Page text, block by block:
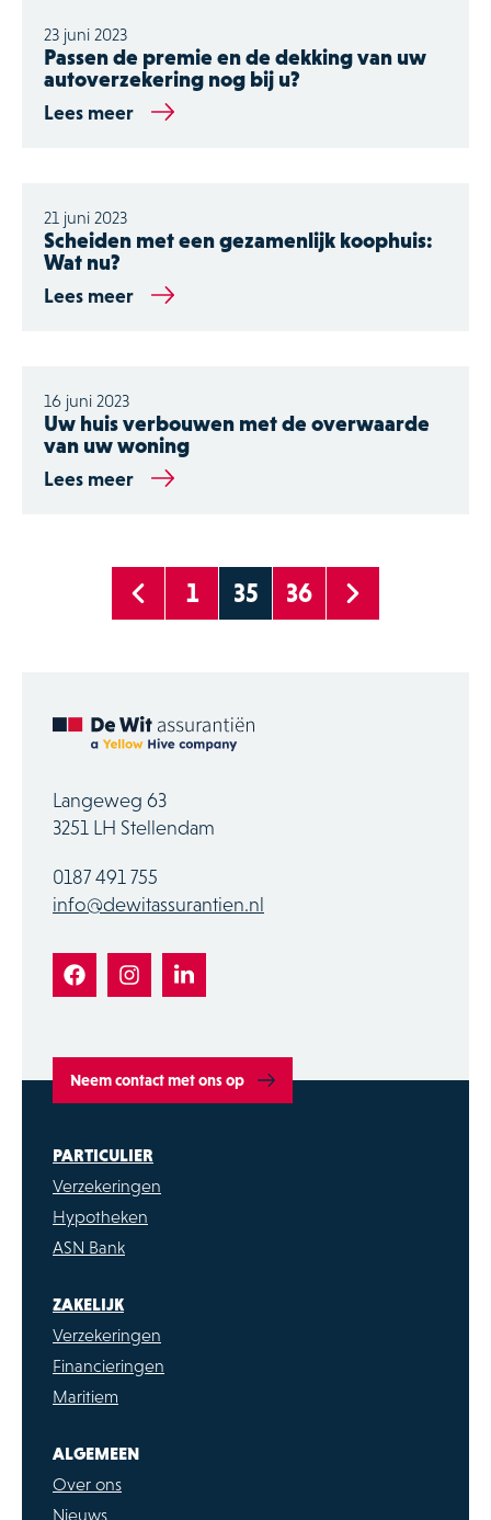
23 juni 2023
Passen de premie en de dekking van uw
autoverzekering nog bij u?
Lees meer
21 juni 2023
Scheiden met een gezamenlijk koophuis:
Wat nu?
Lees meer
16 juni 2023
Uw huis verbouwen met de overwaarde
van uw woning
Lees meer
1 35 36
Langeweg 63
3251 LH Stellendam
0187 491 755
info@dewitassurantien.nl
Neem contact met ons op
PARTICULIER
Verzekeringen
Hypotheken
ASN Bank
ZAKELIJK
Verzekeringen
Financieringen
Maritiem
ALGEMEEN
Over ons
Nieuws